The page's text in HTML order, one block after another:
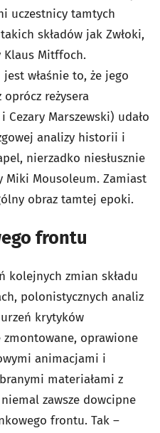
uczestnicy tamtych
składów jak Zwłoki,
Klaus Mitffoch.
właśnie to, że jego
reżysera
Marszewski) udało
analizy historii i
nierzadko niesłusznie
Miki Mousoleum. Zamiast
obraz tamtej epoki.
frontu
kolejnych zmian składu
polonistycznych analiz
krytyków
zmontowane, oprawione
animacjami i
materiałami z
zawsze dowcipne
frontu. Tak –